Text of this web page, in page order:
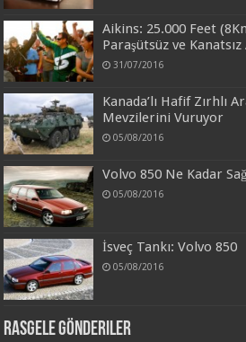
Aikins: 25.000 Feet
Paraşütsüz ve Kanatsız
31/07/2016
Kanada’lı Hafif Zırhlı
Mevzilerini Vuruyor
05/08/2016
Volvo 850 Ne Kadar
05/08/2016
İsveç Tankı: Volvo 850
05/08/2016
Rasgele Gönderiler